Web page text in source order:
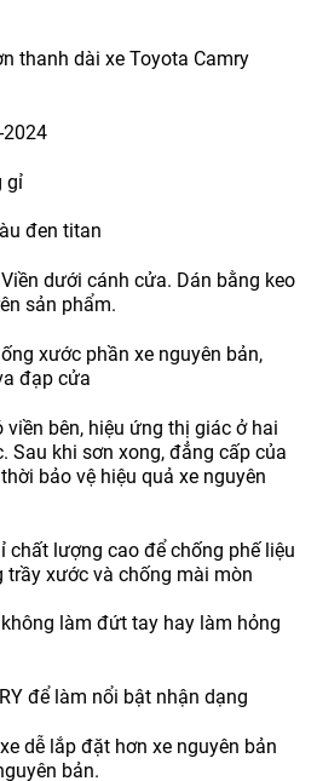
thanh dài xe Toyota Camry
2024
gỉ
đen titan
Viền dưới cánh cửa. Dán bằng keo
sản phẩm.
xước phần xe nguyên bản,
đạp cửa
viền bên, hiệu ứng thị giác ở hai
Sau khi sơn xong, đẳng cấp của
bảo vệ hiệu quả xe nguyên
chất lượng cao để chống phế liệu
trầy xước và chống mài mòn
làm đứt tay hay làm hỏng
để làm nổi bật nhận dạng
dễ lắp đặt hơn xe nguyên bản
bản.